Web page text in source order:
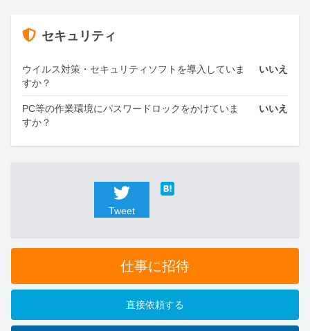
セキュリティ
ウイルス対策・セキュリティソフトを導入していま
すか？
いいえ
PC等の作業環境にパスワードロックをかけていま
すか？
いいえ
Tweet
仕事に招待
直接依頼する